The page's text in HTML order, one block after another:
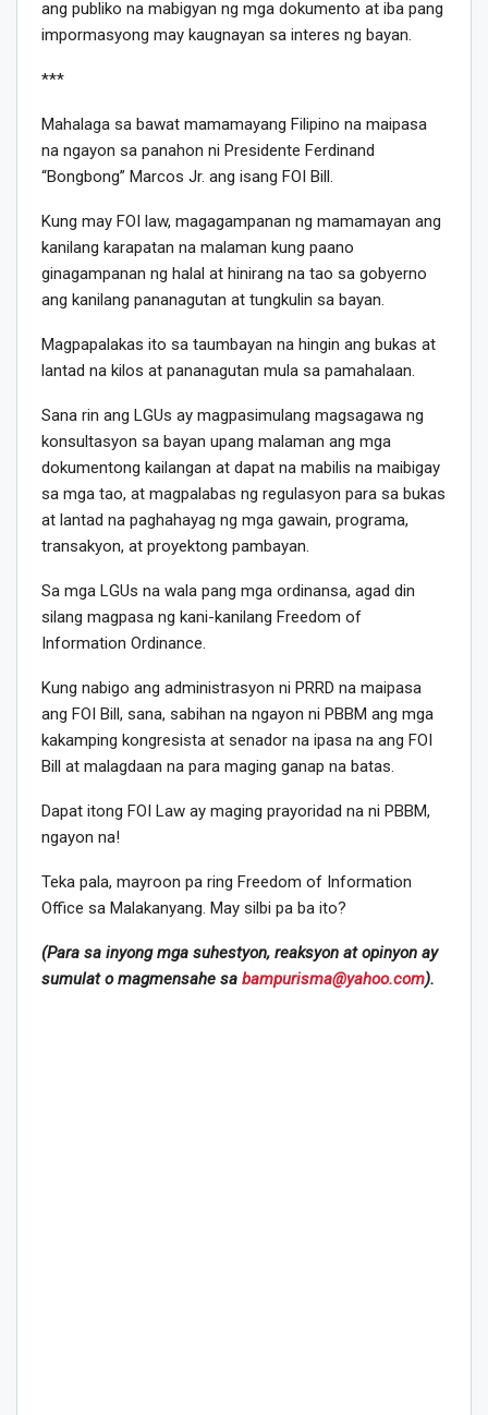
ang publiko na mabigyan ng mga dokumento at iba pang
impormasyong may kaugnayan sa interes ng bayan.
***
Mahalaga sa bawat mamamayang Filipino na maipasa
na ngayon sa panahon ni Presidente Ferdinand
“Bongbong” Marcos Jr. ang isang FOI Bill.
Kung may FOI law, magagampanan ng mamamayan ang
kanilang karapatan na malaman kung paano
ginagampanan ng halal at hinirang na tao sa gobyerno
ang kanilang pananagutan at tungkulin sa bayan.
Magpapalakas ito sa taumbayan na hingin ang bukas at
lantad na kilos at pananagutan mula sa pamahalaan.
Sana rin ang LGUs ay magpasimulang magsagawa ng
konsultasyon sa bayan upang malaman ang mga
dokumentong kailangan at dapat na mabilis na maibigay
sa mga tao, at magpalabas ng regulasyon para sa bukas
at lantad na paghahayag ng mga gawain, programa,
transakyon, at proyektong pambayan.
Sa mga LGUs na wala pang mga ordinansa, agad din
silang magpasa ng kani-kanilang Freedom of
Information Ordinance.
Kung nabigo ang administrasyon ni PRRD na maipasa
ang FOI Bill, sana, sabihan na ngayon ni PBBM ang mga
kakamping kongresista at senador na ipasa na ang FOI
Bill at malagdaan na para maging ganap na batas.
Dapat itong FOI Law ay maging prayoridad na ni PBBM,
ngayon na!
Teka pala, mayroon pa ring Freedom of Information
Office sa Malakanyang. May silbi pa ba ito?
(Para sa inyong mga suhestyon, reaksyon at opinyon ay
sumulat o magmensahe sa bampurisma@yahoo.com).